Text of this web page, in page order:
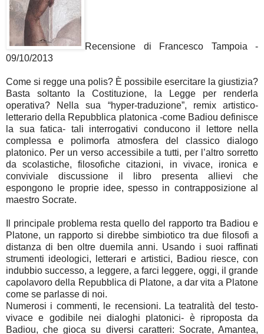
Recensione di Francesco Tampoia -
09/10/2013
Come si regge una polis? È possibile esercitare la giustizia?
Basta soltanto la Costituzione, la Legge per renderla
operativa? Nella sua “hyper-traduzione”, remix artistico-
letterario della Repubblica platonica -come Badiou definisce
la sua fatica- tali interrogativi conducono il lettore nella
complessa e polimorfa atmosfera del classico dialogo
platonico. Per un verso accessibile a tutti, per l’altro sorretto
da scolastiche, filosofiche citazioni, in vivace, ironica e
conviviale discussione il libro presenta allievi che
espongono le proprie idee, spesso in contrapposizione al
maestro Socrate.
Il principale problema resta quello del rapporto tra Badiou e
Platone, un rapporto si direbbe simbiotico tra due filosofi a
distanza di ben oltre duemila anni. Usando i suoi raffinati
strumenti ideologici, letterari e artistici, Badiou riesce, con
indubbio successo, a leggere, a farci leggere, oggi, il grande
capolavoro della Repubblica di Platone, a dar vita a Platone
come se parlasse di noi.
Numerosi i commenti, le recensioni. La teatralità del testo-
vivace e godibile nei dialoghi platonici- è riproposta da
Badiou, che gioca su diversi caratteri: Socrate, Amantea,